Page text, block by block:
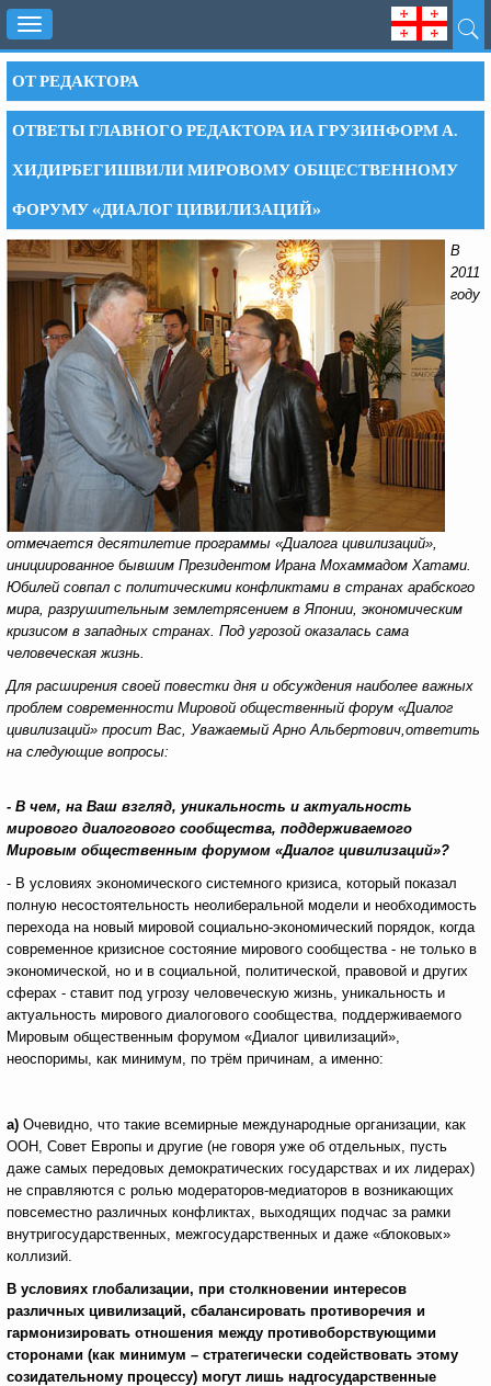
Toggle
navigation
ОТ РЕДАКТОРА
ОТВЕТЫ ГЛАВНОГО РЕДАКТОРА ИА ГРУЗИНФОРМ А.
ХИДИРБЕГИШВИЛИ МИРОВОМУ ОБЩЕСТВЕННОМУ
ФОРУМУ «ДИАЛОГ ЦИВИЛИЗАЦИЙ»
В
2011
году
отмечается десятилетие программы «Диалога цивилизаций»,
инициированное бывшим Президентом Ирана Мохаммадом Хатами.
Юбилей совпал с политическими конфликтами в странах арабского
мира, разрушительным землетрясением в Японии, экономическим
кризисом в западных странах. Под угрозой оказалась сама
человеческая жизнь.
Для расширения своей повестки дня и обсуждения наиболее важных
проблем современности Мировой общественный форум «Диалог
цивилизаций» просит Вас, Уважаемый Арно Альбертович,ответить
на следующие вопросы:
- В чем, на Ваш взгляд, уникальность и актуальность
мирового диалогового сообщества, поддерживаемого
Мировым общественным форумом «Диалог цивилизаций»?
- В условиях экономического системного кризиса, который показал
полную несостоятельность неолиберальной модели и необходимость
перехода на новый мировой социально-экономический порядок, когда
современное кризисное состояние мирового сообщества - не только в
экономической, но и в социальной, политической, правовой и других
сферах - ставит под угрозу человеческую жизнь, уникальность и
актуальность мирового диалогового сообщества, поддерживаемого
Мировым общественным форумом «Диалог цивилизаций»,
неоспоримы, как минимум, по трём причинам, а именно:
а) Очевидно, что такие всемирные международные организации, как
ООН, Совет Европы и другие (не говоря уже об отдельных, пусть
даже самых передовых демократических государствах и их лидерах)
не справляются с ролью модераторов-медиаторов в возникающих
повсеместно различных конфликтах, выходящих подчас за рамки
внутригосударственных, межгосударственных и даже «блоковых»
коллизий.
В условиях глобализации, при столкновении интересов
различных цивилизаций, сбалансировать противоречия и
гармонизировать отношения между противоборствующими
сторонами (как минимум – стратегически содействовать этому
созидательному процессу) могут лишь надгосударственные